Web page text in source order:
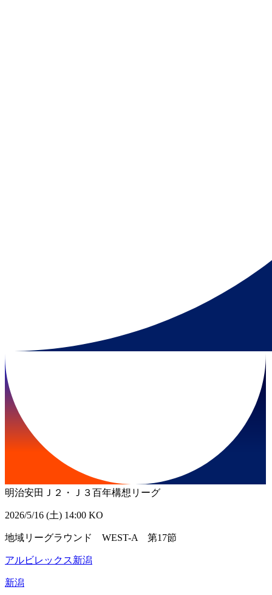
明治安田Ｊ２・Ｊ３百年構想リーグ
2026/5/16 (土) 14:00 KO
地域リーグラウンド WEST-A 第17節
アルビレックス新潟
新潟